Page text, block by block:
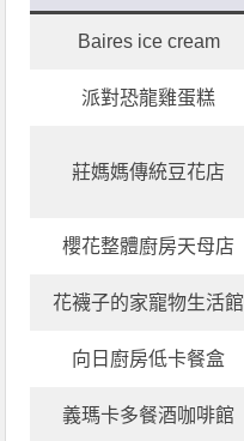
Baires ice cream
派對恐龍雞蛋糕
莊媽媽傳統豆花店
櫻花整體廚房天母店
花襪子的家寵物生活館
向日廚房低卡餐盒
義瑪卡多餐酒咖啡館